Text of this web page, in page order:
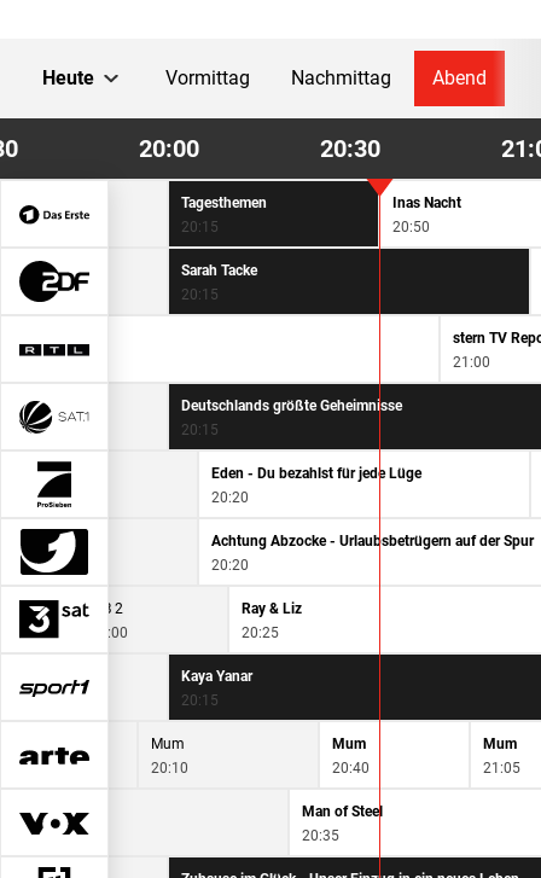
Heute Vormittag Nachmittag Abend
20:00 20:30
Kontraste
19:45
Tagesthemen
20:15
Inas Nacht
20:50
heute journal
19:45
Sarah Tacke
20:15
stern TV
21:00
Deutschlands größte Geheimnisse
20:15
Eden - Du bezahlst für jede Lüge
20:20
Achtung Abzocke - Urlaubsbetrügern auf der Spur
20:20
ZIB 2
20:00
Ray & Liz
20:25
Kaya Yanar
20:15
19:45
Mum
20:10
Mum
20:40
Mum
21:05
Man of Steel
20:35